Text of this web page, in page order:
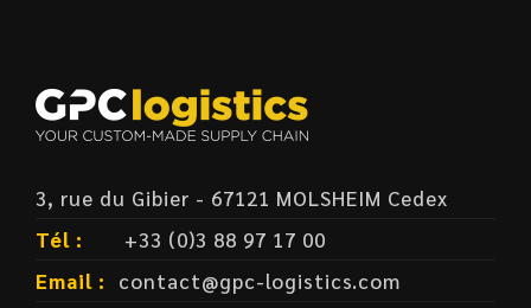
3, rue du Gibier - 67121 MOLSHEIM Cedex
Tél :
+33 (0)3 88 97 17 00
Email :
contact@gpc-logistics.com